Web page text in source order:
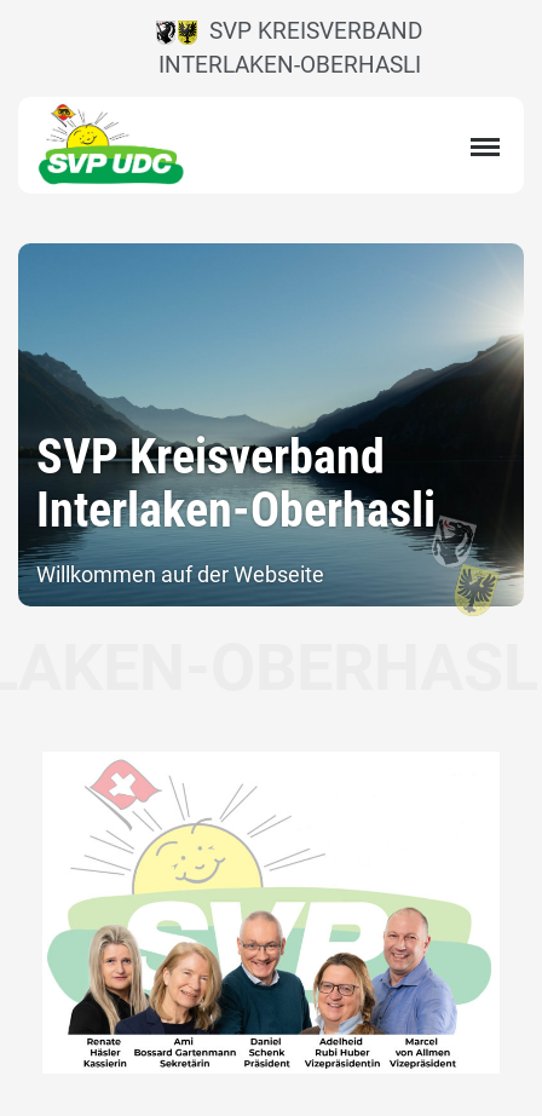
SVP KREISVERBAND
INTERLAKEN-OBERHASLI
SVP Kreisverband
Interlaken-Oberhasli
Willkommen auf der Webseite